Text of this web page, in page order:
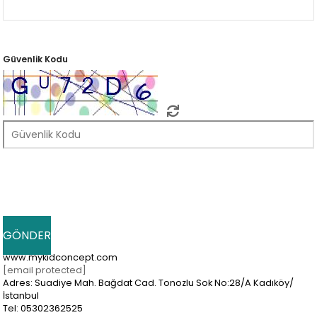
Güvenlik Kodu
www.mykidconcept.com
[email protected]
Adres: Suadiye Mah. Bağdat Cad. Tonozlu Sok No:28/A Kadıköy/
İstanbul
Tel: 05302362525